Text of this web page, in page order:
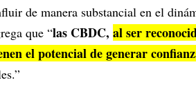
de manera substancial en el
que “las CBDC, al ser
el potencial de generar